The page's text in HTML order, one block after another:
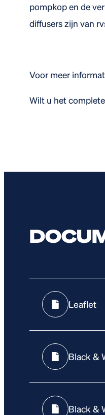
pompkop en de
diffusers zijn van
Voor meer
Wilt u het
Leaflet
Black &
Black &